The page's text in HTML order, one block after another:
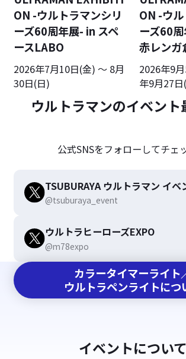
ON -ウルトラマンシリ
ーズ60周年展- in スペ
ースLABO
2026年7月10日(金) ～ 8月
30日(日)
ON -ウ
ーズ60
赤レンガ
2026年9
年9月27
ウルトラマンのイベント
公式SNSをフォローしてチェ
TSUBURAYA ウルトラマン イベ
@tsuburaya_event
ウルトラヒーローズEXPO
@m78expo
カラータイマーライト
ウルトラペンライトにつ
イベントについて